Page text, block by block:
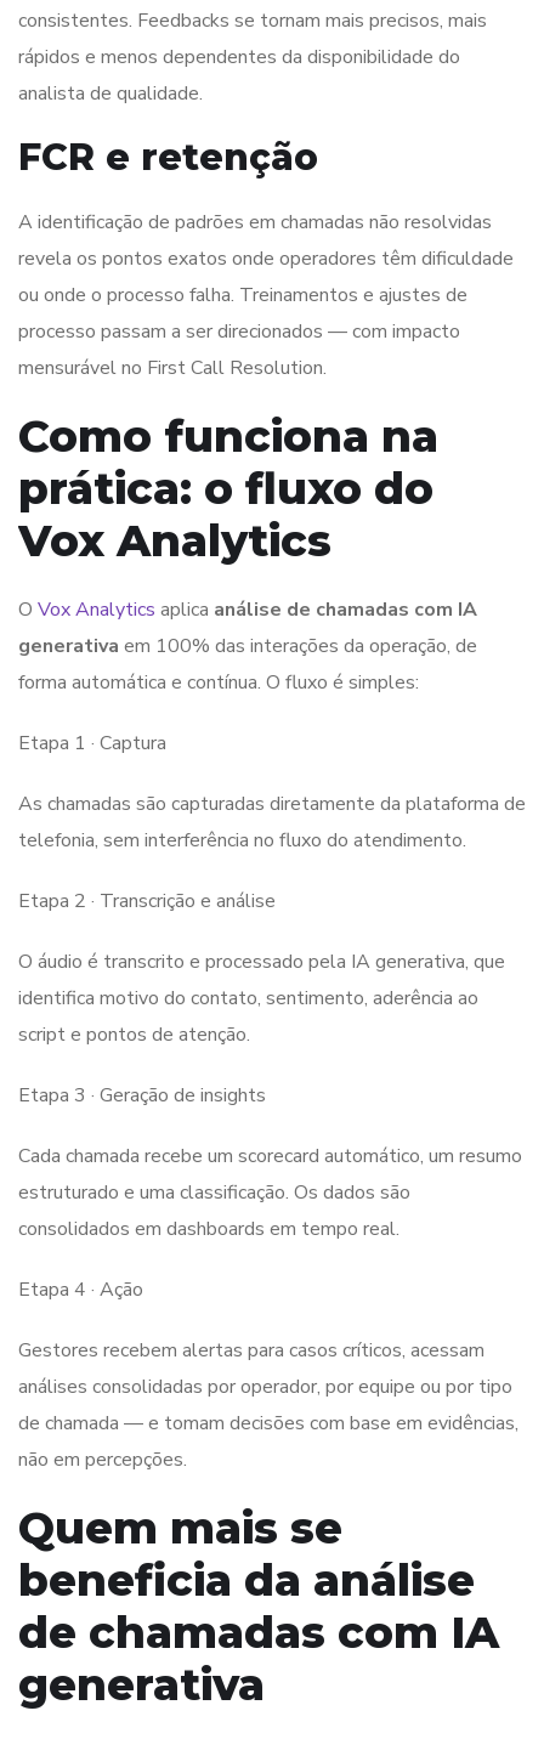
consistentes. Feedbacks se tornam mais precisos, mais
rápidos e menos dependentes da disponibilidade do
analista de qualidade.
FCR e retenção
A identificação de padrões em chamadas não resolvidas
revela os pontos exatos onde operadores têm dificuldade
ou onde o processo falha. Treinamentos e ajustes de
processo passam a ser direcionados — com impacto
mensurável no First Call Resolution.
Como funciona na
prática: o fluxo do
Vox Analytics
O Vox Analytics aplica análise de chamadas com IA
generativa em 100% das interações da operação, de
forma automática e contínua. O fluxo é simples:
Etapa 1 · Captura
As chamadas são capturadas diretamente da plataforma de
telefonia, sem interferência no fluxo do atendimento.
Etapa 2 · Transcrição e análise
O áudio é transcrito e processado pela IA generativa, que
identifica motivo do contato, sentimento, aderência ao
script e pontos de atenção.
Etapa 3 · Geração de insights
Cada chamada recebe um scorecard automático, um resumo
estruturado e uma classificação. Os dados são
consolidados em dashboards em tempo real.
Etapa 4 · Ação
Gestores recebem alertas para casos críticos, acessam
análises consolidadas por operador, por equipe ou por tipo
de chamada — e tomam decisões com base em evidências,
não em percepções.
Quem mais se
beneficia da análise
de chamadas com IA
generativa